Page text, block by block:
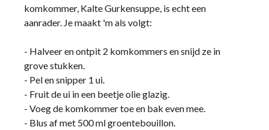
komkommer, Kalte Gurkensuppe, is echt een
aanrader. Je maakt 'm als volgt:
- Halveer en ontpit 2 komkommers en snijd ze in
grove stukken.
- Pel en snipper 1 ui.
- Fruit de ui in een beetje olie glazig.
- Voeg de komkommer toe en bak even mee.
- Blus af met 500 ml groentebouillon.